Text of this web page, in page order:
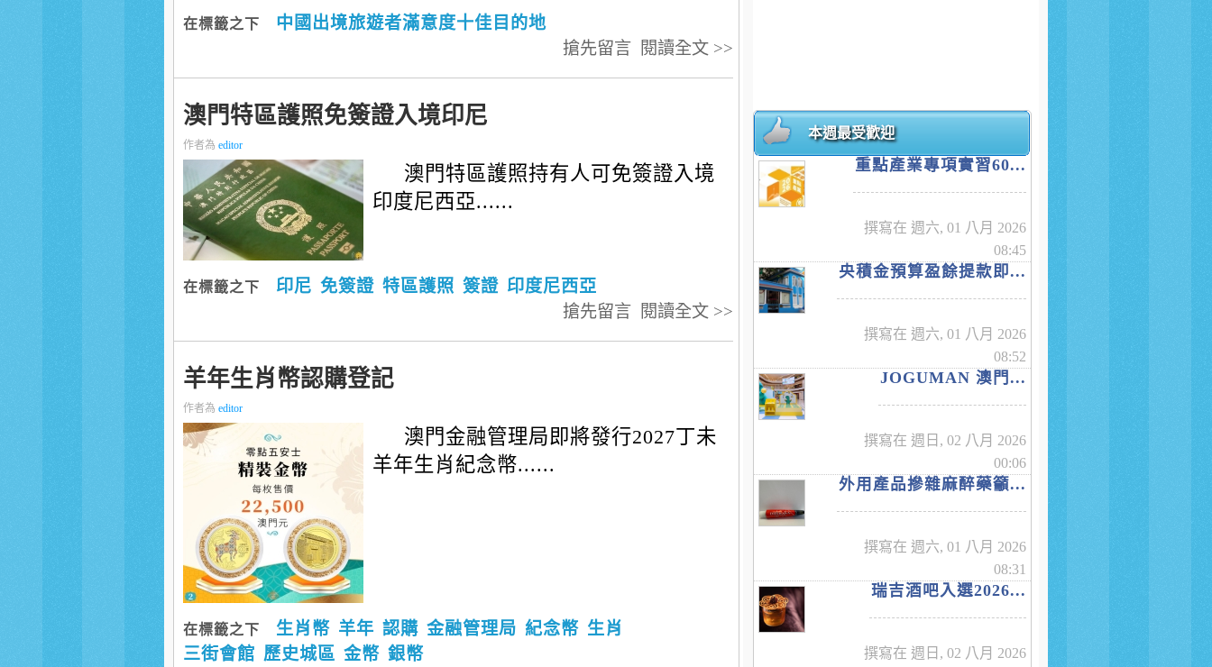
在標籤之下
中國出境旅遊者滿意度十佳目的地
閱讀全文 >>
搶先留言
澳門特區護照免簽證入境印尼
作者為 editor
澳門特區護照持有人可免簽證入境
印度尼西亞......
在標籤之下 印尼 免簽證 特區護照 簽證 印度尼西亞
閱讀全文 >>
搶先留言
羊年生肖幣認購登記
作者為 editor
澳門金融管理局即將發行2027丁未
羊年生肖紀念幣......
在標籤之下 生肖幣 羊年 認購 金融管理局 紀念幣 生肖
三街會館 歷史城區 金幣 銀幣
本週最受歡迎
重點產業專項實習60...
撰寫在 週六, 01 八月 2026
08:45
央積金預算盈餘提款即...
撰寫在 週六, 01 八月 2026
08:52
JOGUMAN 澳門...
撰寫在 週日, 02 八月 2026
00:06
外用產品摻雜麻醉藥籲...
撰寫在 週六, 01 八月 2026
08:31
瑞吉酒吧入選2026...
撰寫在 週日, 02 八月 2026